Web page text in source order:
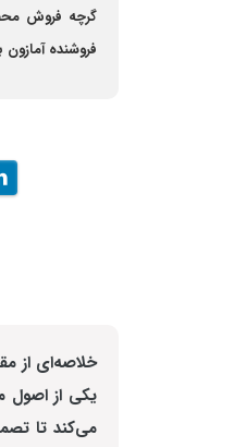
گرچه فروش
فروشنده
خلاصه‌ای از
یکی از اصول
می‌کند تا